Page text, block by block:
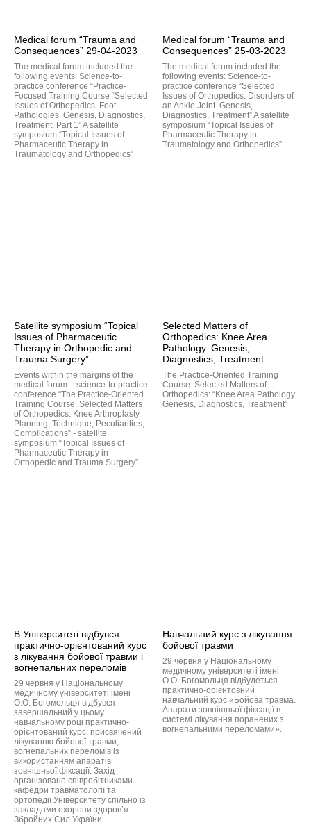
Medical forum “Trauma and
Consequences” 29-04-2023
The medical forum included the
following events: Science-to-
practice conference “Practice-
Focused Training Course “Selected
Issues of Orthopedics. Foot
Pathologies. Genesis, Diagnostics,
Treatment. Part 1” A satellite
symposium “Topical Issues of
Pharmaceutic Therapy in
Traumatology and Orthopedics”
Medical forum “Trauma and
Consequences” 25-03-2023
The medical forum included the
following events: Science-to-
practice conference “Selected
Issues of Orthopedics. Disorders of
an Ankle Joint. Genesis,
Diagnostics, Treatment” A satellite
symposium “Topical Issues of
Pharmaceutic Therapy in
Traumatology and Orthopedics”
Satellite symposium “Topical
Issues of Pharmaceutic
Therapy in Orthopedic and
Trauma Surgery”
Events within the margins of the
medical forum: - science-to-practice
conference “The Practice-Oriented
Training Course. Selected Matters
of Orthopedics. Knee Arthroplasty.
Planning, Technique, Peculiarities,
Complications” - satellite
symposium “Topical Issues of
Pharmaceutic Therapy in
Orthopedic and Trauma Surgery”
Selected Matters of
Orthopedics: Knee Area
Pathology. Genesis,
Diagnostics, Treatment
The Practice-Oriented Training
Course. Selected Matters of
Orthopedics: “Knee Area Pathology.
Genesis, Diagnostics, Treatment”
В Університеті відбувся
практично-орієнтований курс
з лікування бойової травми і
вогнепальних переломів
29 червня у Національному
медичному університеті імені
О.О. Богомольця відбувся
завершальний у цьому
навчальному році практично-
орієнтований курс, присвячений
лікуванню бойової травми,
вогнепальних переломів із
використанням апаратів
зовнішньої фіксації. Захід
організовано співробітниками
кафедри травматології та
ортопедії Університету спільно із
закладами охорони здоров’я
Збройних Сил України.
Навчальний курс з лікування
бойової травми
29 червня у Національному
медичному університеті імені
О.О. Богомольця відбудеться
практично-орієнтовний
навчальний курс «Бойова травма.
Апарати зовнішньої фіксації в
системі лікування поранених з
вогнепальними переломами».